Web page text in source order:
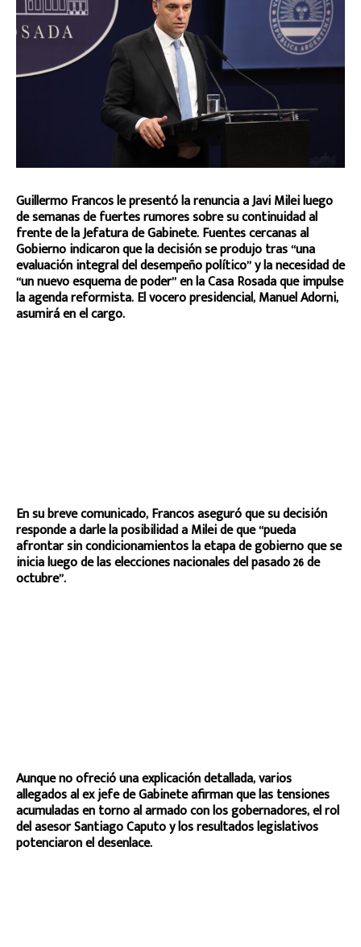
Guillermo Francos le presentó la renuncia a Javi Milei luego
de semanas de fuertes rumores sobre su continuidad al
frente de la Jefatura de Gabinete. Fuentes cercanas al
Gobierno indicaron que la decisión se produjo tras “una
evaluación integral del desempeño político” y la necesidad de
“un nuevo esquema de poder” en la Casa Rosada que impulse
la agenda reformista. El vocero presidencial, Manuel Adorni,
asumirá en el cargo.
En su breve comunicado, Francos aseguró que su decisión
responde a darle la posibilidad a Milei de que “pueda
afrontar sin condicionamientos la etapa de gobierno que se
inicia luego de las elecciones nacionales del pasado 26 de
octubre”.
Aunque no ofreció una explicación detallada, varios
allegados al ex jefe de Gabinete afirman que las tensiones
acumuladas en torno al armado con los gobernadores, el rol
del asesor Santiago Caputo y los resultados legislativos
potenciaron el desenlace.